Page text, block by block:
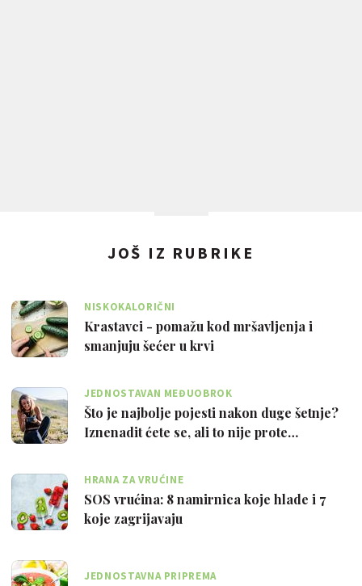
JOŠ IZ RUBRIKE
NISKOKALORIČNI
Krastavci - pomažu kod mršavljenja i
smanjuju šećer u krvi
JEDNOSTAVAN MEĐUOBROK
Što je najbolje pojesti nakon duge šetnje?
Iznenadit ćete se, ali to nije prote…
HRANA ZA VRUĆINE
SOS vrućina: 8 namirnica koje hlade i 7
koje zagrijavaju
JEDNOSTAVNA PRIPREMA